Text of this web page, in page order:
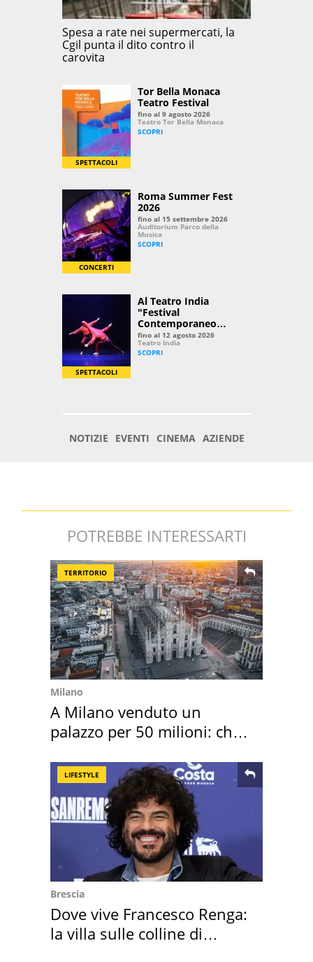
POTREBBE INTERESSARTI
TERRITORIO
Milano
A Milano venduto un
palazzo per 50 milioni: chi
LIFESTYLE
Brescia
Dove vive Francesco Renga:
la villa sulle colline di